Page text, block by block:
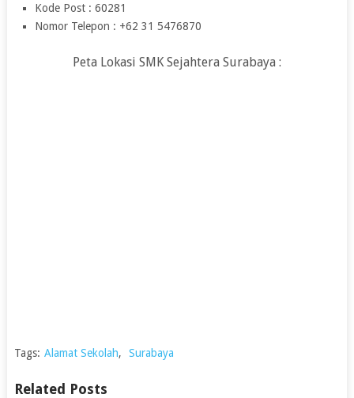
Kode Post : 60281
Nomor Telepon : +62 31 5476870
Peta Lokasi SMK Sejahtera Surabaya :
Tags: Alamat Sekolah, Surabaya
Related Posts